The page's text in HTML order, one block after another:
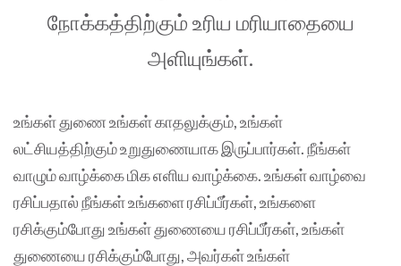
நோக்கத்திற்கும் உரிய மரியாதையை
அளியுங்கள்.
உங்கள் துணை உங்கள் காதலுக்கும், உங்கள்
லட்சியத்திற்கும் உறுதுணையாக இருப்பார்கள். நீங்கள்
வாழும் வாழ்க்கை மிக எளிய வாழ்க்கை. உங்கள் வாழ்வை
ரசிப்பதால் நீங்கள் உங்களை ரசிப்பீர்கள், உங்களை
ரசிக்கும்போது உங்கள் துணையை ரசிப்பீர்கள், உங்கள்
துணையை ரசிக்கும்போது, அவர்கள் உங்கள்